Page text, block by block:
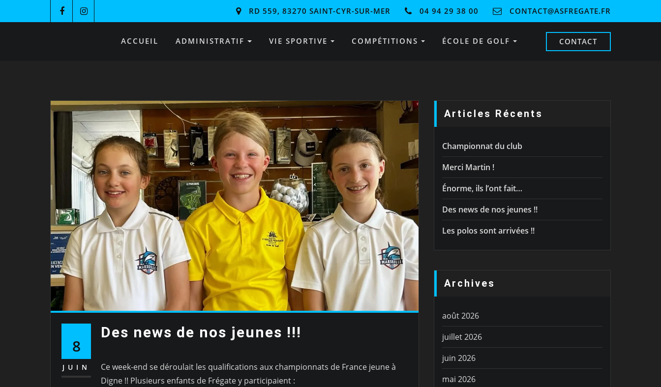
RD 559, 83270 SAINT-CYR-SUR-MER 04 94 29 38 00 CONTACT@ASFREGATE.FR
ACCUEIL ADMINISTRATIF VIE SPORTIVE COMPÉTITIONS ÉCOLE DE GOLF CONTACT
8
JUIN
Des news de nos jeunes !!!
Ce week-end se déroulait les qualifications aux championnats de France jeune à
Digne !! Plusieurs enfants de Frégate y participaient :
Articles Récents
Championnat du club
Merci Martin !
Énorme, ils l’ont fait…
Des news de nos jeunes !!
Les polos sont arrivées !!
Archives
août 2026
juillet 2026
juin 2026
mai 2026